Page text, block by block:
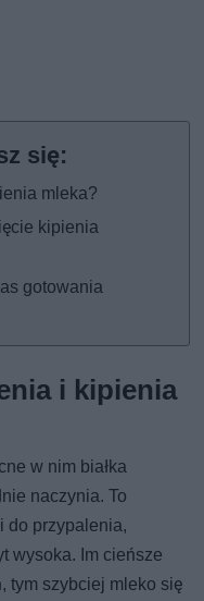
mleka?
kipienia
gotowania
i kipienia
w nim białka
naczynia. To
do przypalenia,
wysoka. Im cieńsze
tym szybciej mleko się